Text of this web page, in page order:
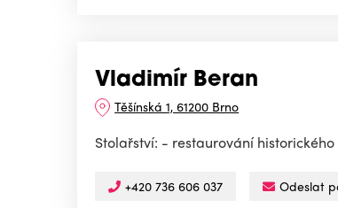
Vladimír Beran
Těšínská 1, 61200 Brno
Stolařství: - restaurování
+420 736 606 037 Odeslat